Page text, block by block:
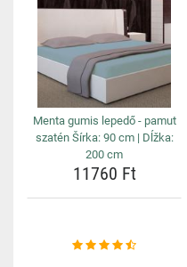
Menta gumis lepedő - pamut
szatén Šírka: 90 cm | Dĺžka:
200 cm
11760 Ft